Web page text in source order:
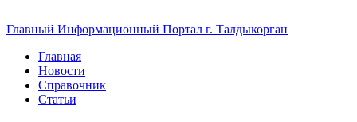
Главный Информационный Портал г. Талдыкорган
Главная
Новости
Справочник
Статьи